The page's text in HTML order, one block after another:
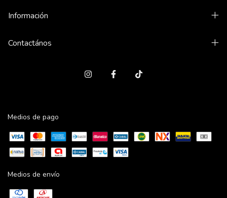
Información
Contactános
Medios de pago
Medios de envío